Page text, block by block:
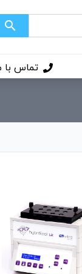
search
تماس با